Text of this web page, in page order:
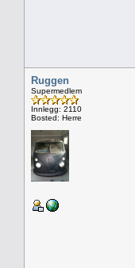
Ruggen
Supermedlem
Innlegg: 2110
Bosted: Herre